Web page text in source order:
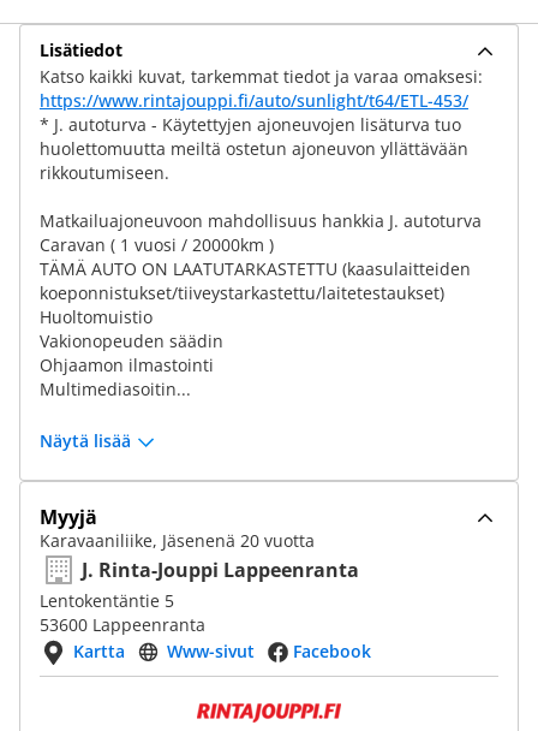
Lisätiedot
Katso kaikki kuvat, tarkemmat tiedot ja varaa omaksesi:
https://www.rintajouppi.fi/auto/sunlight/t64/ETL-453/
* J. autoturva - Käytettyjen ajoneuvojen lisäturva tuo
huolettomuutta meiltä ostetun ajoneuvon yllättävään
rikkoutumiseen.
Matkailuajoneuvoon mahdollisuus hankkia J. autoturva
Caravan ( 1 vuosi / 20000km )
TÄMÄ AUTO ON LAATUTARKASTETTU (kaasulaitteiden
koeponnistukset/tiiveystarkastettu/laitetestaukset)
Huoltomuistio
Vakionopeuden säädin
Ohjaamon ilmastointi
Multimediasoitin...
Näytä lisää
Myyjä
Karavaaniliike, Jäsenenä 20 vuotta
J. Rinta-Jouppi Lappeenranta
Lentokentäntie 5
53600 Lappeenranta
Kartta
Www-sivut Facebook